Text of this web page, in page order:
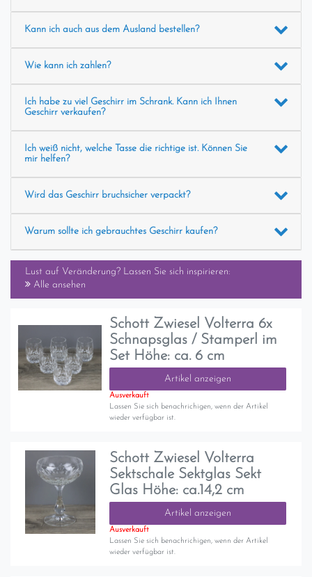
Kann ich auch aus dem Ausland bestellen?
Wie kann ich zahlen?
Ich habe zu viel Geschirr im Schrank. Kann ich Ihnen
Geschirr verkaufen?
Ich weiß nicht, welche Tasse die richtige ist. Können Sie
mir helfen?
Wird das Geschirr bruchsicher verpackt?
Warum sollte ich gebrauchtes Geschirr kaufen?
Lust auf Veränderung? Lassen Sie sich inspirieren:
Alle ansehen
Schott Zwiesel Volterra 6x
Schnapsglas / Stamperl im
Set Höhe: ca. 6 cm
Artikel anzeigen
Ausverkauft
Lassen Sie sich benachrichigen, wenn der Artikel
wieder verfügbar ist.
Schott Zwiesel Volterra
Sektschale Sektglas Sekt
Glas Höhe: ca.14,2 cm
Artikel anzeigen
Ausverkauft
Lassen Sie sich benachrichigen, wenn der Artikel
wieder verfügbar ist.